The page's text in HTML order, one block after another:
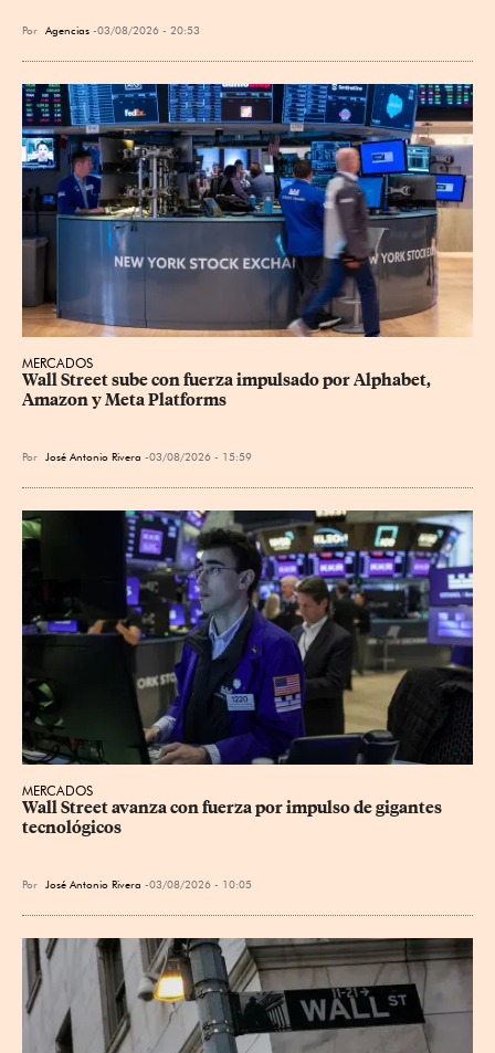
Por Agencias 03/08/2026 - 20:53
MERCADOS
Wall Street sube con fuerza impulsado por Alphabet,
Amazon y Meta Platforms
Por José Antonio Rivera 03/08/2026 - 15:59
MERCADOS
Wall Street avanza con fuerza por impulso de gigantes
tecnológicos
Por José Antonio Rivera 03/08/2026 - 10:05